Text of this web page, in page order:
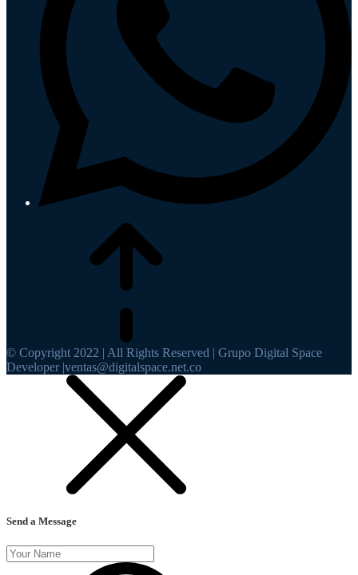
© Copyright 2022 | All Rights Reserved | Grupo Digital Space
Developer |ventas@digitalspace.net.co
Send a Message